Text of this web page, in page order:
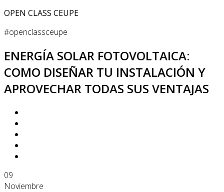
OPEN CLASS CEUPE
#openclassceupe
ENERGÍA SOLAR FOTOVOLTAICA:
COMO DISEÑAR TU INSTALACIÓN Y
APROVECHAR TODAS SUS VENTAJAS
09
Noviembre